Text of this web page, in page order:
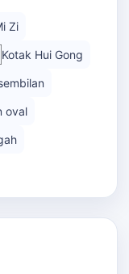
Zi
Kotak Hui Gong
oval